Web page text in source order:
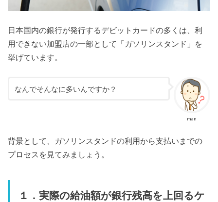
日本国内の銀行が発行するデビットカードの多くは、利
用できない加盟店の一部として「ガソリンスタンド」を
挙げています。
man
なんでそんなに多いんですか？
背景として、ガソリンスタンドの利用から支払いまでの
プロセスを見てみましょう。
１．実際の給油額が銀行残高を上回るケ